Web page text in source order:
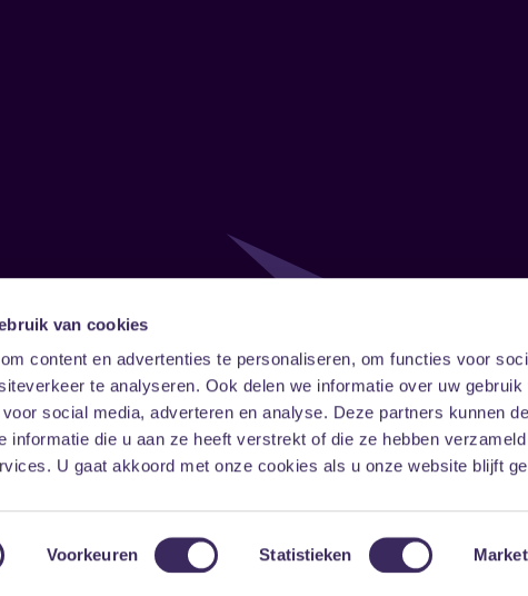
van cookies
content en advertenties te personaliseren, om functies voor
te analyseren. Ook delen we informatie over uw gebruik
social media, adverteren en analyse. Deze partners kunnen
informatie die u aan ze heeft verstrekt of die ze hebben
U gaat akkoord met onze cookies als u onze website blijft
Voorkeuren Statistieken
Follow
FacebookInstagramLinkedIn
Onze